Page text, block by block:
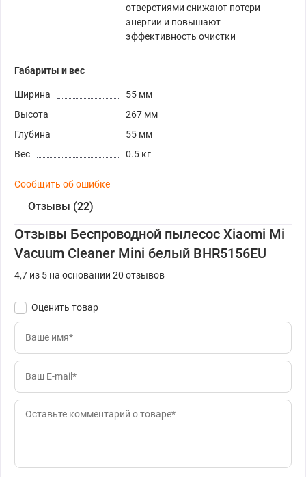
отверстиями снижают потери
энергии и повышают
эффективность очистки
Габариты и вес
Ширина
55 мм
Высота
267 мм
Глубина
55 мм
Вес
0.5 кг
Сообщить об ошибке
Отзывы (22)
Отзывы Беспроводной пылесос Xiaomi Mi
Vacuum Cleaner Mini белый BHR5156EU
4,7 из 5 на основании 20 отзывов
Оценить товар